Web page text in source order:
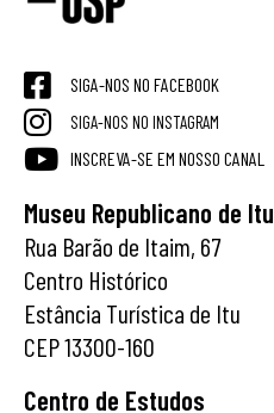
SIGA-NOS NO FACEBOOK
SIGA-NOS NO INSTAGRAM
INSCREVA-SE EM NOSSO CANAL
Museu Republicano de Itu
Rua Barão de Itaim, 67
Centro Histórico
Estância Turística de Itu
CEP 13300-160
Centro de Estudos